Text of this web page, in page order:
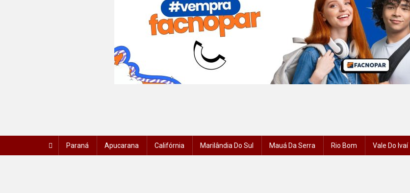
Paraná Apucarana Califórnia Marilândia Do Sul Mauá Da Serra Rio Bom Vale Do Ivaí